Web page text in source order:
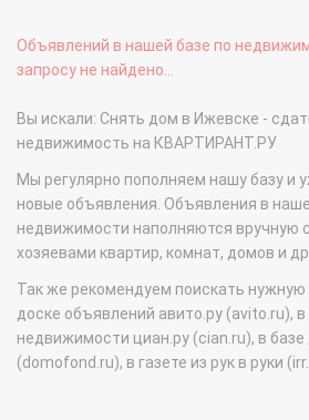
Объявлений в нашей базе по
запросу не найдено...
Вы искали: Снять дом в Ижевске -
недвижимость на КВАРТИРАНТ.РУ
Мы регулярно пополняем нашу базу и
новые объявления. Объявления в
недвижимости наполняются вручную
хозяевами квартир, комнат, домов и
Так же рекомендуем поискать
доске объявлений авито.ру (avito.ru), в
недвижимости циан.ру (cian.ru), в
(domofond.ru), в газете из рук в руки